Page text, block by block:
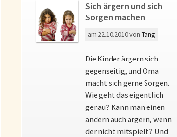
Sich ärgern und sich
Sorgen machen
am 22.10.2010vonTang
Die Kinder ärgern sich
gegenseitig, und Oma
macht sich gerne Sorgen.
Wie geht das eigentlich
genau? Kann man einen
andern auch ärgern, wenn
der nicht mitspielt? Und